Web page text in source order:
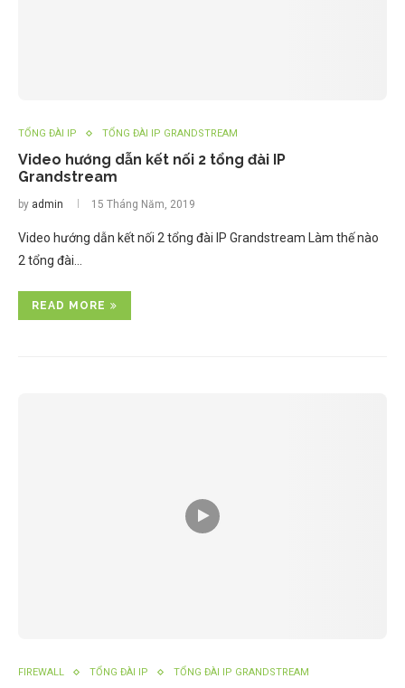
TỔNG ĐÀI IP TỔNG ĐÀI IP GRANDSTREAM
Video hướng dẫn kết nối 2 tổng đài IP
Grandstream
by admin 15 Tháng Năm, 2019
Video hướng dẫn kết nối 2 tổng đài IP Grandstream Làm thế nào
2 tổng đài…
READ MORE
FIREWALL TỔNG ĐÀI IP TỔNG ĐÀI IP GRANDSTREAM